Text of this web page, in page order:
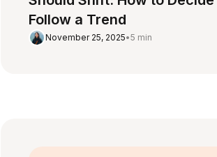
Follow a Trend
November 25, 2025•5 min